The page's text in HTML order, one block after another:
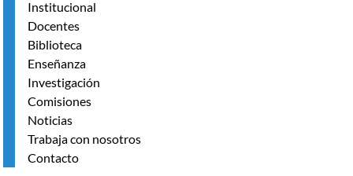
Institucional
Docentes
Biblioteca
Enseñanza
Investigación
Comisiones
Noticias
Trabaja con nosotros
Contacto